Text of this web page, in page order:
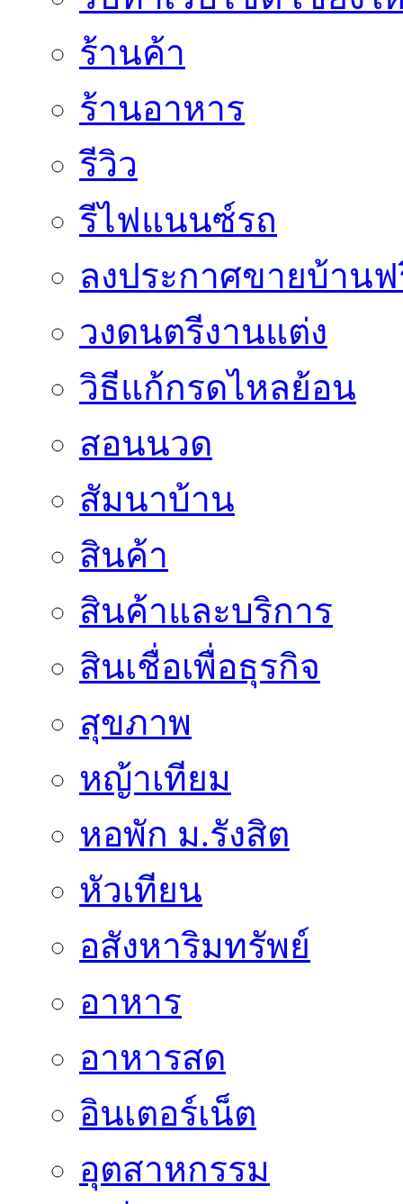
ร้านค้า
ร้านอาหาร
รีวิว
รีไฟแนนซ์รถ
ลงประกาศขายบ้าน
วงดนตรีงานแต่ง
วิธีแก้กรดไหลย้อน
สอนนวด
สัมนาบ้าน
สินค้า
สินค้าและบริการ
สินเชื่อเพื่อธุรกิจ
สุขภาพ
หญ้าเทียม
หอพัก ม.รังสิต
หัวเทียน
อสังหาริมทรัพย์
อาหาร
อาหารสด
อินเตอร์เน็ต
อุตสาหกรรม